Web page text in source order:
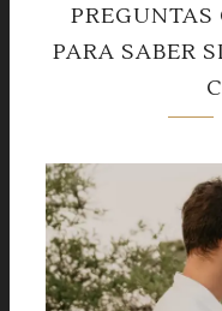
PREGUNTAS
PARA SABER